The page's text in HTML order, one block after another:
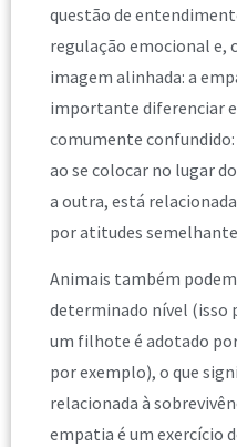
questão de
regulação emocional e,
imagem alinhada: a
importante diferenciar
comumente
ao se colocar no lugar
a outra, está
por atitudes
Animais também
determinado nível (isso
um filhote é adotado
por exemplo), o que
relacionada à
empatia é um exercício